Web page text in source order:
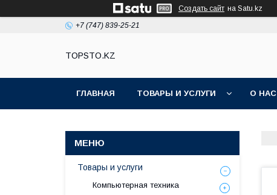
Создать сайт на Satu.kz
+7 (747) 839-25-21
TOPSTO.KZ
ГЛАВНАЯ ТОВАРЫ И УСЛУГИ О НАС
Товары и услуги
Компьютерная техника